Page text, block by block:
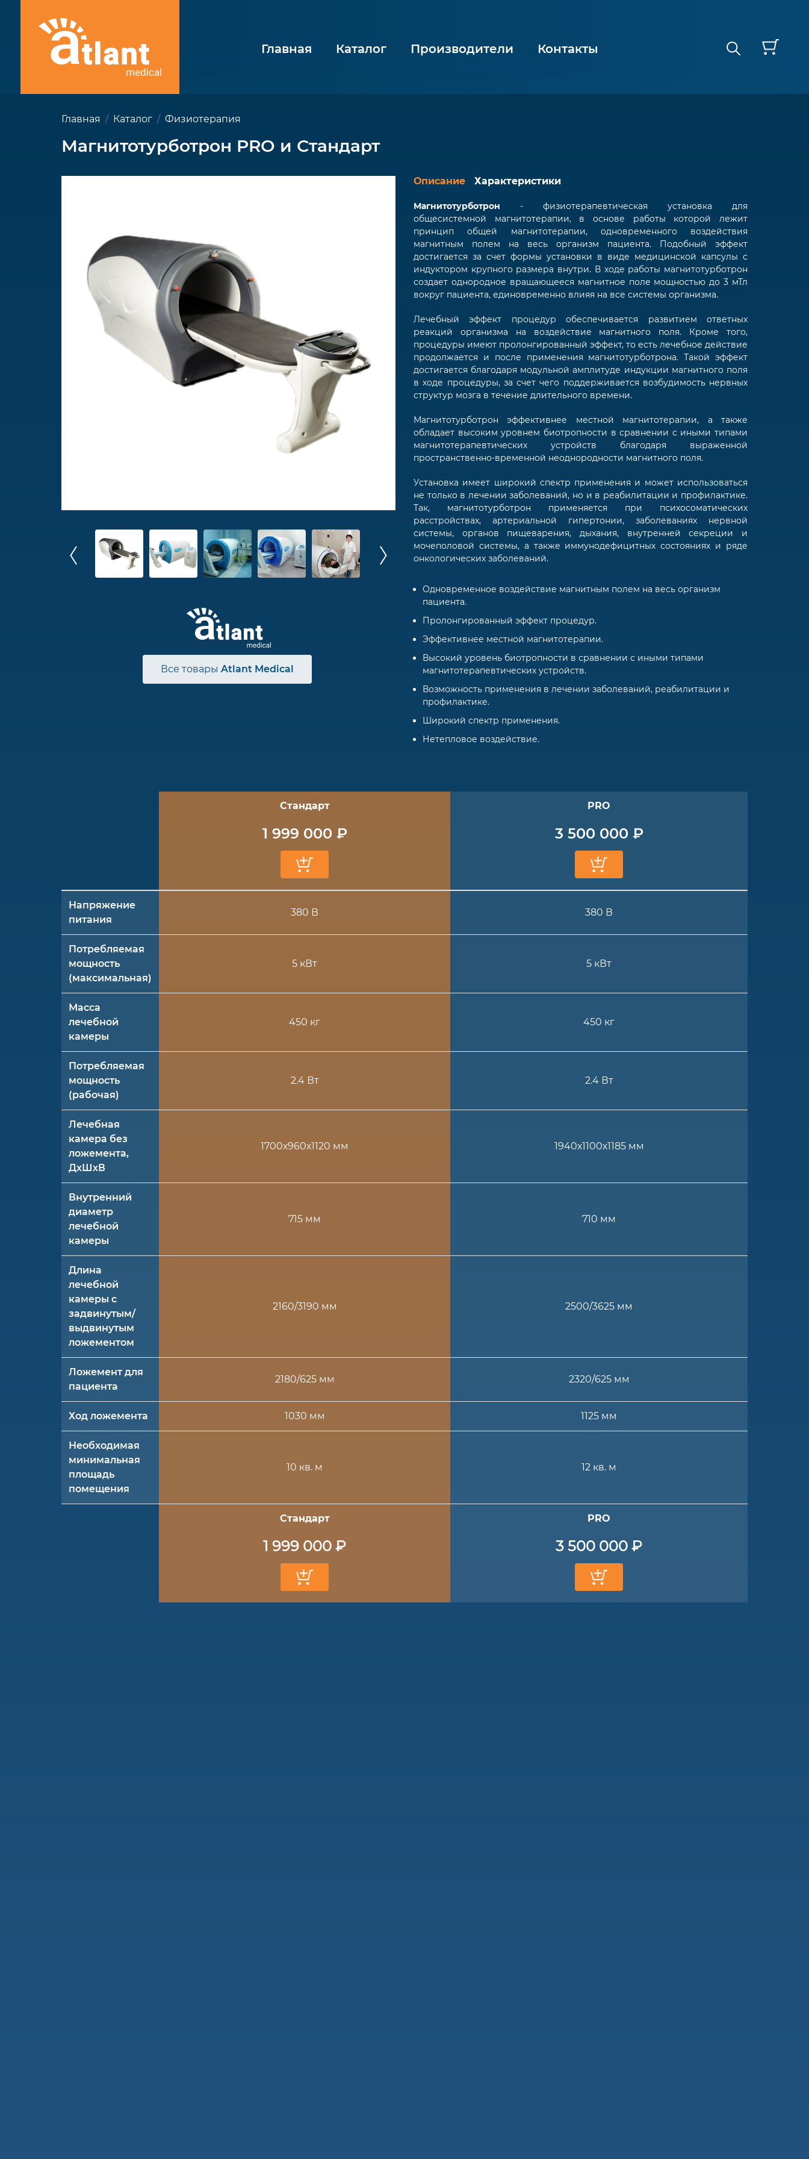
Главная Каталог Производители Контакты
Главная Каталог Физиотерапия
Магнитотурботрон PRO и Стандарт
Все товары Atlant Medical
Описание Характеристики
Магнитотурботрон - физиотерапевтическая установка для
общесистемной магнитотерапии, в основе работы которой лежит
принцип общей магнитотерапии, одновременного воздействия
магнитным полем на весь организм пациента. Подобный эффект
достигается за счет формы установки в виде медицинской капсулы с
индуктором крупного размера внутри. В ходе работы магнитотурботрон
создает однородное вращающееся магнитное поле мощностью до 3 мТл
вокруг пациента, единовременно влияя на все системы организма.
Лечебный эффект процедур обеспечивается развитием ответных
реакций организма на воздействие магнитного поля. Кроме того,
процедуры имеют пролонгированный эффект, то есть лечебное действие
продолжается и после применения магнитотурботрона. Такой эффект
достигается благодаря модульной амплитуде индукции магнитного поля
в ходе процедуры, за счет чего поддерживается возбудимость нервных
структур мозга в течение длительного времени.
Магнитотурботрон эффективнее местной магнитотерапии, а также
обладает высоким уровнем биотропности в сравнении с иными типами
магнитотерапевтических устройств благодаря выраженной
пространственно-временной неоднородности магнитного поля.
Установка имеет широкий спектр применения и может использоваться
не только в лечении заболеваний, но и в реабилитации и профилактике.
Так, магнитотурботрон применяется при психосоматических
расстройствах, артериальной гипертонии, заболеваниях нервной
системы, органов пищеварения, дыхания, внутренней секреции и
мочеполовой системы, а также иммунодефицитных состояниях и ряде
онкологических заболеваний.
Одновременное воздействие магнитным полем на весь организм
пациента.
Пролонгированный эффект процедур.
Эффективнее местной магнитотерапии.
Высокий уровень биотропности в сравнении с иными типами
магнитотерапевтических устройств.
Возможность применения в лечении заболеваний, реабилитации и
профилактике.
Широкий спектр применения.
Нетепловое воздействие.
Стандарт
1 999 000 ₽
PRO
3 500 000 ₽
Напряжение
питания
380 В 380 В
Потребляемая
мощность
(максимальная)
5 кВт 5 кВт
Масса
лечебной
камеры
450 кг 450 кг
Потребляемая
мощность
(рабочая)
2.4 Вт 2.4 Вт
Лечебная
камера без
ложемента,
ДхШхВ
1700х960х1120 мм 1940х1100х1185 мм
Внутренний
диаметр
лечебной
камеры
715 мм 710 мм
Длина
лечебной
камеры с
задвинутым/
выдвинутым
ложементом
2160/3190 мм 2500/3625 мм
Ложемент для
пациента
2180/625 мм 2320/625 мм
Ход ложемента 1030 мм 1125 мм
Необходимая
минимальная
площадь
помещения
10 кв. м 12 кв. м
Стандарт
1 999 000 ₽
PRO
3 500 000 ₽